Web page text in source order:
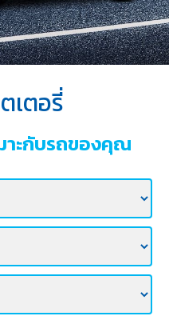
เตอรี่
าะกับรถของคุณ